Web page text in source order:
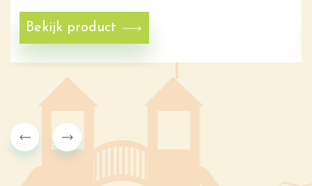
Bekijk product